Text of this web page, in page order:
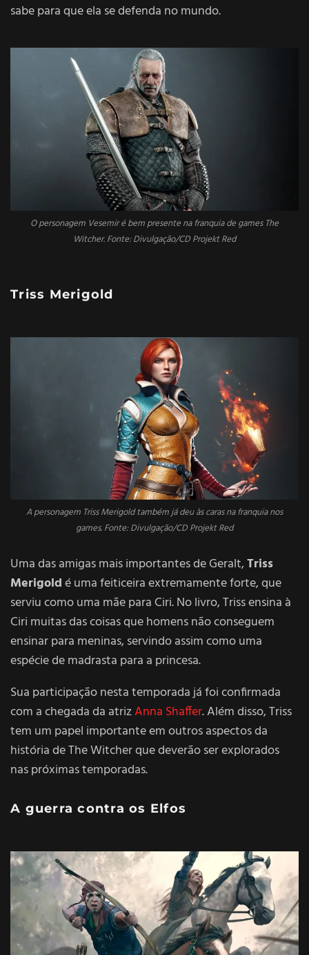
sabe para que ela se defenda no mundo.
O personagem Vesemir é bem presente na franquia de games The
Witcher. Fonte: Divulgação/CD Projekt Red
Triss Merigold
A personagem Triss Merigold também já deu às caras na franquia nos
games. Fonte: Divulgação/CD Projekt Red
Uma das amigas mais importantes de Geralt,Triss
Merigoldé uma feiticeira extremamente forte, que
serviu como uma mãe para Ciri. No livro, Triss ensina à
Ciri muitas das coisas que homens não conseguem
ensinar para meninas, servindo assim como uma
espécie de madrasta para a princesa.
Sua participação nesta temporada já foi confirmada
com a chegada da atrizAnna Shaffer. Além disso, Triss
tem um papel importante em outros aspectos da
história de The Witcher que deverão ser explorados
nas próximas temporadas.
A guerra contra os Elfos